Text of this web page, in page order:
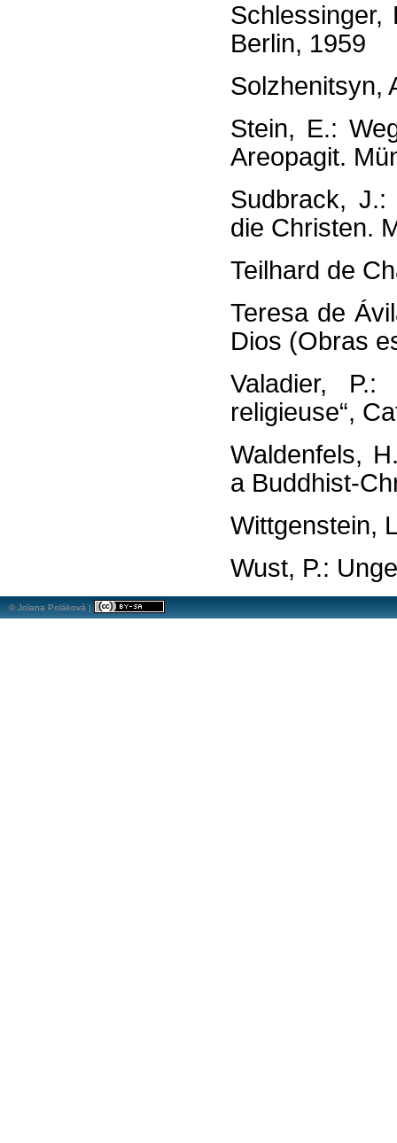
Schlessinger,
Berlin, 1959
Solzhenitsyn,
Stein, E.:
Areopagit.
Sudbrack, J.:
die Christen.
Teilhard de
Teresa de
Dios (Obras
Valadier, P.:
religieuse“,
Waldenfels,
a Buddhist-
Wittgenstein,
Wust, P.:
© Jolana Poláková |